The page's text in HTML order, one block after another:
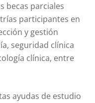
becas parciales
participantes en
y gestión
seguridad clínica
clínica, entre
ayudas de estudio